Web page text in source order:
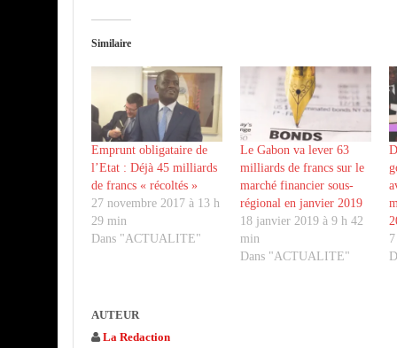
Similaire
Emprunt obligataire de
l’Etat : Déjà 45 milliards
de francs « récoltés »
27 novembre 2017 à 13 h
29 min
Dans "ACTUALITE"
Le Gabon va lever 63
milliards de francs sur le
marché financier sous-
régional en janvier 2019
18 janvier 2019 à 9 h 42
min
Dans "ACTUALITE"
AUTEUR
La Redaction